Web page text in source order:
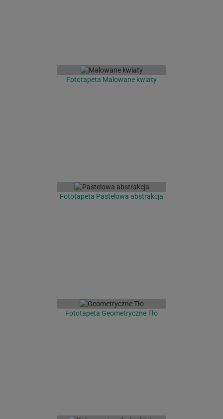
Fototapeta Malowane kwiaty
Fototapeta Pastelowa abstrakcja
Fototapeta Geometryczne Tło